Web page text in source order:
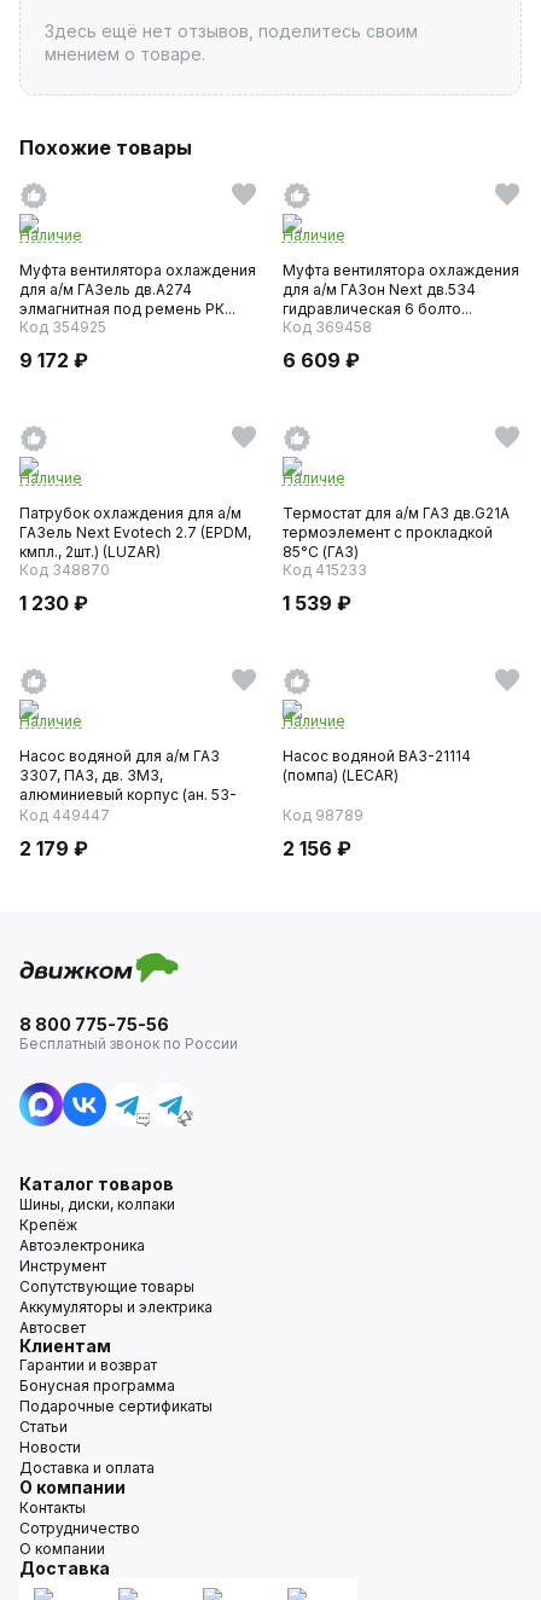
Здесь ещё нет отзывов, поделитесь своим
мнением о товаре.
Похожие товары
Наличие
Муфта вентилятора охлаждения
для а/м ГАЗель дв.А274
элмагнитная под ремень РК...
Код 354925
9 172 ₽
Наличие
Муфта вентилятора охлаждения
для а/м ГАЗон Next дв.534
гидравлическая 6 болто...
Код 369458
6 609 ₽
Наличие
Патрубок охлаждения для а/м
ГАЗель Next Evotech 2.7 (EPDM,
кмпл., 2шт.) (LUZAR)
Код 348870
1 230 ₽
Наличие
Термостат для а/м ГАЗ дв.G21A
термоэлемент с прокладкой
85°С (ГАЗ)
Код 415233
1 539 ₽
Наличие
Насос водяной для а/м ГАЗ
3307, ПАЗ, дв. ЗМЗ,
алюминиевый корпус (ан. 53-
1307...
Код 449447
2 179 ₽
Наличие
Насос водяной ВАЗ-21114
(помпа) (LECAR)
Код 98789
2 156 ₽
8 800 775-75-56
Бесплатный звонок по России
Каталог товаров
Шины, диски, колпаки
Крепёж
Автоэлектроника
Инструмент
Сопутствующие товары
Аккумуляторы и электрика
Автосвет
Клиентам
Гарантии и возврат
Бонусная программа
Подарочные сертификаты
Статьи
Новости
Доставка и оплата
О компании
Контакты
Сотрудничество
О компании
Доставка